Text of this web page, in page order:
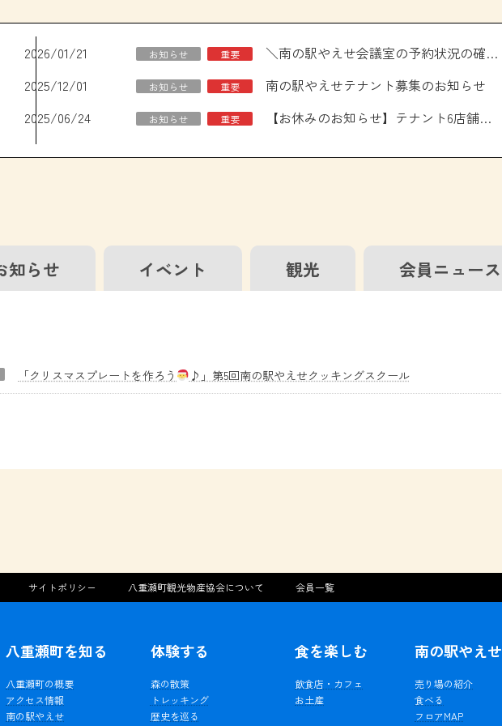
2026/01/21 お知らせ 重要
＼南の駅やえせ会議室の予約状況の確認はこちら！／
2025/12/01
お知らせ 重要
南の駅やえせテナント募集のお知らせ
2025/06/24
お知らせ 重要 【お休みのお知らせ】テナント6店舗、エアコン取り換え工事について
知らせ イベント 観光 会員ニュース
「クリスマスプレートを作ろう ♪」第5回南の駅やえせクッキングスクール
サイトポリシー 八重瀬町観光物産協会について 会員一覧
八重瀬町を知る
八重瀬町の概要
アクセス情報
南の駅やえせ
体験する
森の散策
トレッキング
歴史を巡る
食を楽しむ
飲食店・カフェ
お土産
南の駅やえせ
売り場の紹介
食べる
フロアMAP